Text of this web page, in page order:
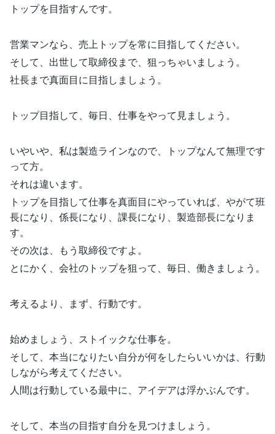
トップを目指すんです。
営業マンなら、売上トップを常に目指してください。
そして、出世して取締役まで、狙っちゃいましょう。
社長まで真面目に目指しましょう。
トップ目指して、毎日、仕事をやって見ましょう。
いやいや、私は製造ラインなので、トップなんて無理です
って方。
それは違います。
トップを目指して仕事を真面目にやっていれば、やがて班
長になり、係長になり、課長になり、製造部長になりま
す。
その次は、もう取締役ですよ。
とにかく、会社のトップを狙って、毎日、働きましょう。
考えるより、まず、行動です。
始めましょう、ストイックな仕事を。
そして、本当になりたい自分が何をしたらいいかは、行動
しながら考えてください。
人間は行動している最中に、アイデアは浮かぶんです。
そして、本当の目指す自分を見つけましょう。